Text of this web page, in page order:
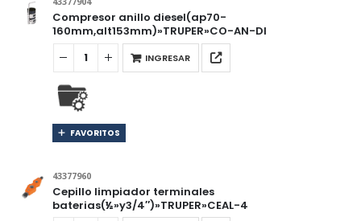
Compresor anillo diesel(ap70-
160mm,alt153mm)»TRUPER»CO-AN-DI
INGRESAR
FAVORITOS
43377960
Cepillo limpiador terminales
baterias(½»y3/4″)»TRUPER»CEAL-4